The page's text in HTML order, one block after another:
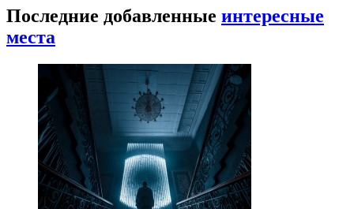
Последние добавленные интересные
места